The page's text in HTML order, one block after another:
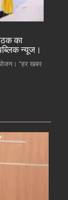
का
न्यूज।
“हर खबर